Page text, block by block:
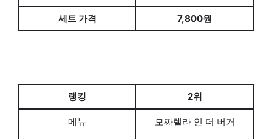
세트 가격 7,800원
랭킹 2위
메뉴 모짜렐라 인 더 버거